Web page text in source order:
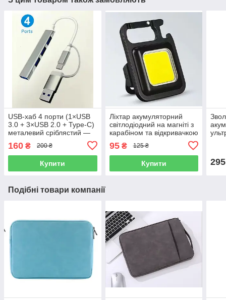
USB-хаб 4 порти (1×USB
3.0 + 3×USB 2.0 + Type-C)
металевий сріблястий —
160 ₴ 200 ₴
Купити
Ліхтар акумуляторний
світлодіодний на магніті з
карабіном та відкривачкою
компактний
95₴ 125 ₴
Купити 295
Подібні товари компанії